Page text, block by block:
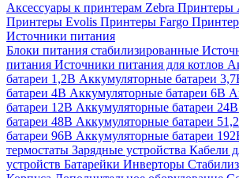
Аксессуары к принтерам Zebra Принтеры
Принтеры Evolis Принтеры Fargo
Источники питания
Блоки питания стабилизированные
питания Источники питания для котлов
батареи 1,2В Аккумуляторные батареи
батареи 4В Аккумуляторные батареи 6В
батареи 12В Аккумуляторные батареи 24В
батареи 48В Аккумуляторные батареи
батареи 96В Аккумуляторные батареи
термостаты Зарядные устройства Кабели
устройств Батарейки Инверторы